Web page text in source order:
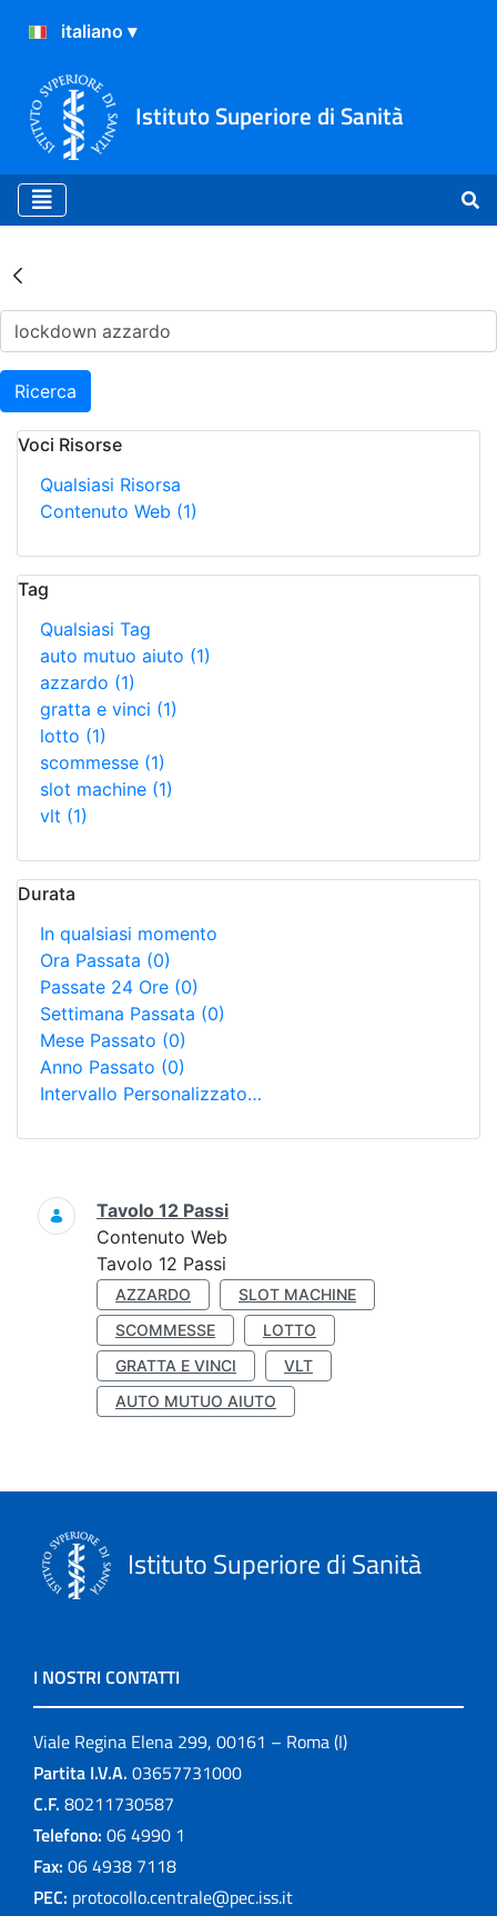
Istituto Superiore di Sanità
Risultati della Ricerca -
Ricerca
Voci Risorse
Qualsiasi Risorsa
Contenuto Web (1)
Tag
Qualsiasi Tag
auto mutuo aiuto (1)
azzardo (1)
gratta e vinci (1)
lotto (1)
scommesse (1)
slot machine (1)
vlt (1)
Durata
In qualsiasi momento
Ora Passata (0)
Passate 24 Ore (0)
Settimana Passata (0)
Mese Passato (0)
Anno Passato (0)
Intervallo Personalizzato…
Ricerca
Tavolo 12 Passi
Contenuto Web
Tavolo 12 Passi
AZZARDO
SLOT MACHINE
SCOMMESSE
LOTTO
GRATTA E VINCI
VLT
AUTO MUTUO AIUTO
Istituto Superiore di Sanità
I NOSTRI CONTATTI
Viale Regina Elena 299, 00161 – Roma (I)
Partita I.V.A. 03657731000
C.F. 80211730587
Telefono: 06 4990 1
Fax: 06 4938 7118
PEC: protocollo.centrale@pec.iss.it